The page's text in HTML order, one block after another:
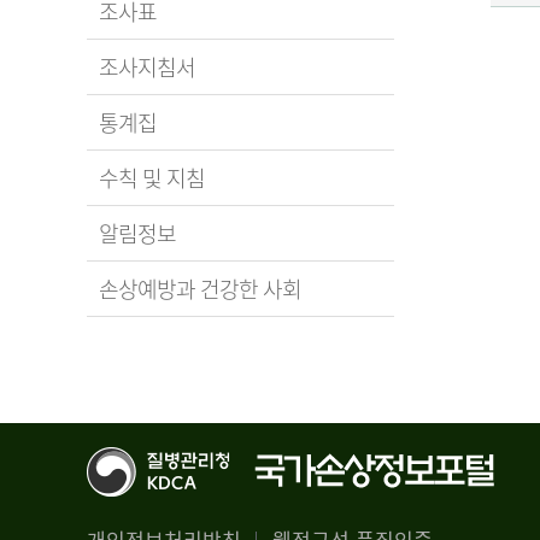
조사표
조사지침서
통계집
수칙 및 지침
알림정보
손상예방과 건강한 사회